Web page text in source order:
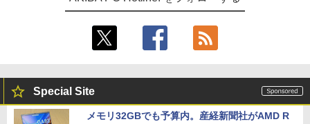
Special Site
メモリ32GBでも予算内。産経新聞社がAMD R